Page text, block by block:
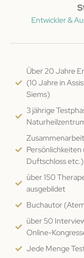
Entwickler &
Über 20 Jahre
(10 Jahre in
Siems)
3 jährige
Persönlichkeiten
Duftschloss etc.)
über 150
ausgebildet
Buchautor
über 50
Online-
Jede Menge